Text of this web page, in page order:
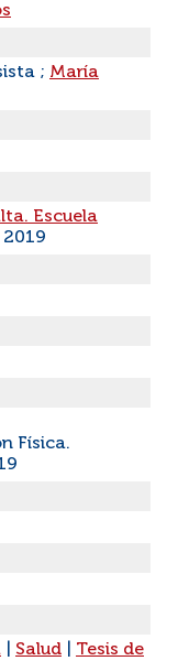
; María
Escuela
2019
Física.
Salud
Tesis de